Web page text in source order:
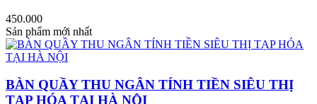
450.000
Sản phẩm mới nhất
BÀN QUẦY THU NGÂN TÍNH TIỀN SIÊU THỊ
TẠP HÓA TẠI HÀ NỘI